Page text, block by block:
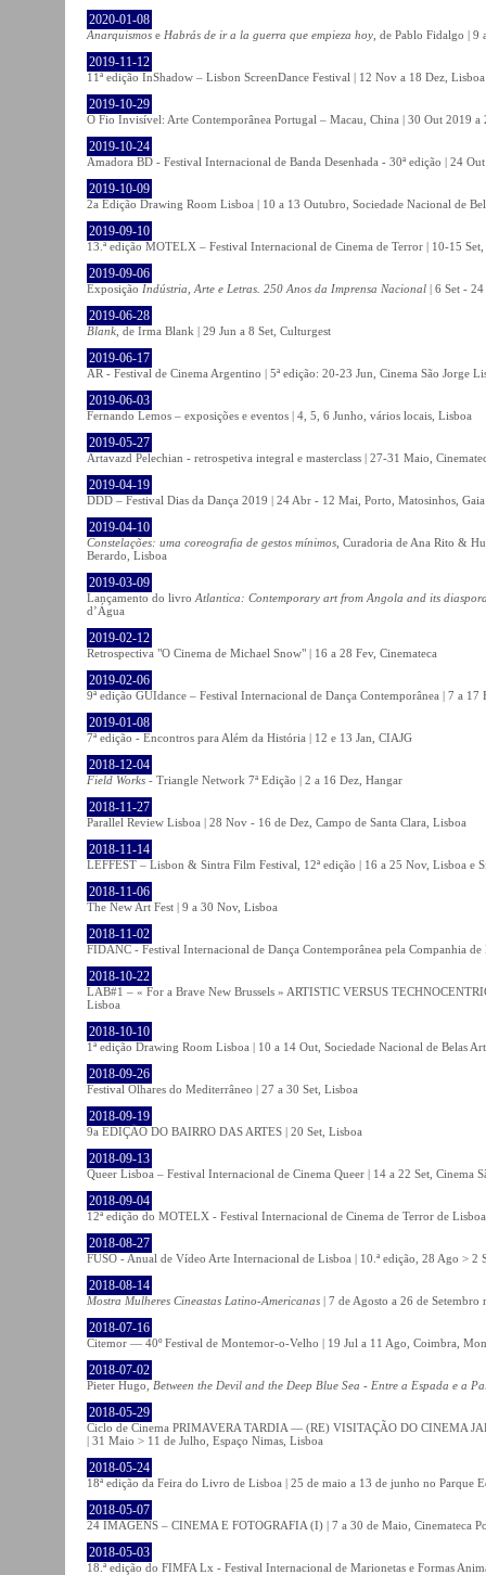
2020-01-08
Anarquismos e Habrás de ir a la guerra que empieza hoy , de Pablo Fidalgo |
2019-11-12
11ª edição InShadow – Lisbon ScreenDance Festival | 12 Nov a 18 Dez, Lisboa
2019-10-29
O Fio Invisível: Arte Contemporânea Portugal – Macau, China | 30 Out 2019
2019-10-24
Amadora BD - Festival Internacional de Banda Desenhada - 30ª edição | 24
2019-10-09
2a Edição Drawing Room Lisboa | 10 a 13 Outubro, Sociedade Nacional de
2019-09-10
13.ª edição MOTELX – Festival Internacional de Cinema de Terror | 10-15
2019-09-06
Exposição Indústria, Arte e Letras. 250 Anos da Imprensa Nacional | 6 Set -
2019-06-28
Blank , de Irma Blank | 29 Jun a 8 Set, Culturgest
2019-06-17
AR - Festival de Cinema Argentino | 5ª edição: 20-23 Jun, Cinema São Jorge
2019-06-03
Fernando Lemos – exposições e eventos | 4, 5, 6 Junho, vários locais, Lisboa
2019-05-27
Artavazd Pelechian - retrospetiva integral e masterclass | 27-31 Maio,
2019-04-19
DDD – Festival Dias da Dança 2019 | 24 Abr - 12 Mai, Porto, Matosinhos, Gaia
2019-04-10
Constelações: uma coreografia de gestos mínimos , Curadoria de Ana Rito &
Berardo, Lisboa
2019-03-09
Lançamento do livro Atlantica: Contemporary art from Angola and its
d’Água
2019-02-12
Retrospectiva "O Cinema de Michael Snow" | 16 a 28 Fev, Cinemateca
2019-02-06
9ª edição GUIdance – Festival Internacional de Dança Contemporânea | 7 a 17
2019-01-08
7ª edição - Encontros para Além da História | 12 e 13 Jan, CIAJG
2018-12-04
Field Works - Triangle Network 7ª Edição | 2 a 16 Dez, Hangar
2018-11-27
Parallel Review Lisboa | 28 Nov - 16 de Dez, Campo de Santa Clara, Lisboa
2018-11-14
LEFFEST – Lisbon & Sintra Film Festival, 12ª edição | 16 a 25 Nov, Lisboa e
2018-11-06
The New Art Fest | 9 a 30 Nov, Lisboa
2018-11-02
FIDANC - Festival Internacional de Dança Contemporânea pela Companhia
2018-10-22
LAB#1 – « For a Brave New Brussels » ARTISTIC VERSUS
Lisboa
2018-10-10
1ª edição Drawing Room Lisboa | 10 a 14 Out, Sociedade Nacional de Belas
2018-09-26
Festival Olhares do Mediterrâneo | 27 a 30 Set, Lisboa
2018-09-19
9a EDIÇÃO DO BAIRRO DAS ARTES | 20 Set, Lisboa
2018-09-13
Queer Lisboa – Festival Internacional de Cinema Queer | 14 a 22 Set, Cinema
2018-09-04
12ª edição do MOTELX - Festival Internacional de Cinema de Terror de
2018-08-27
FUSO - Anual de Vídeo Arte Internacional de Lisboa | 10.ª edição, 28 Ago > 2
2018-08-14
Mostra Mulheres Cineastas Latino-Americanas | 7 de Agosto a 26 de Setembro
2018-07-16
Citemor — 40º Festival de Montemor-o-Velho | 19 Jul a 11 Ago, Coimbra,
2018-07-02
Pieter Hugo, Between the Devil and the Deep Blue Sea - Entre a Espada e a
2018-05-29
Ciclo de Cinema PRIMAVERA TARDIA — (RE) VISITAÇÃO DO CINEMA
| 31 Maio > 11 de Julho, Espaço Nimas, Lisboa
2018-05-24
18ª edição da Feira do Livro de Lisboa | 25 de maio a 13 de junho no Parque
2018-05-07
24 IMAGENS – CINEMA E FOTOGRAFIA (I) | 7 a 30 de Maio, Cinemateca
2018-05-03
18.ª edição do FIMFA Lx - Festival Internacional de Marionetas e Formas